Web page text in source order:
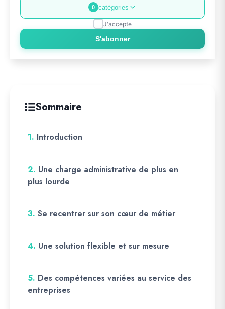
0 catégories
J'accepte
S'abonner
Sommaire
1. Introduction
2. Une charge administrative de plus en
plus lourde
3. Se recentrer sur son cœur de métier
4. Une solution flexible et sur mesure
5. Des compétences variées au service des
entreprises